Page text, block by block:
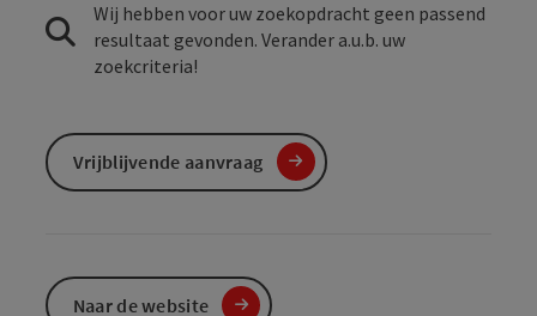
Wij hebben voor uw zoekopdracht geen passend
resultaat gevonden. Verander a.u.b. uw
zoekcriteria!
Vrijblijvende aanvraag
Naar de website